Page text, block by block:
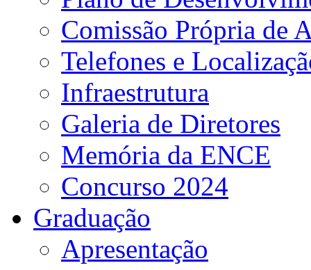
Comissão Própria de
Telefones e
Infraestrutura
Galeria de Diretores
Memória da ENCE
Concurso 2024
Graduação
Apresentação